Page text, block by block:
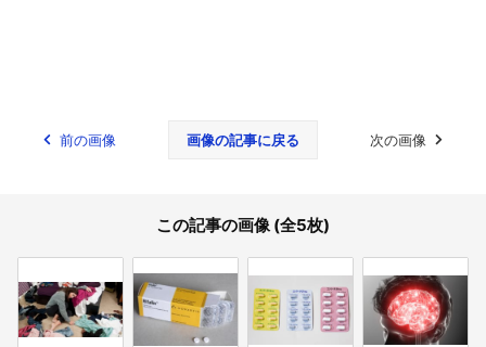
前の画像 画像の記事に戻る 次の画像
この記事の画像 (全5枚)